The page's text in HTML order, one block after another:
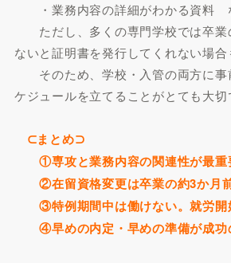
・業務内容の詳細がわかる資料
ただし、多くの専門学校では卒業
ないと証明書を発行してくれない場合
そのため、学校・入管の両方に事
ケジュールを立てることがとても大切
⊂まとめ⊃
①専攻と業務内容の関連性が最重
②在留資格変更は卒業の約3か月
③特例期間中は働けない。就労開
④早めの内定・早めの準備が成功